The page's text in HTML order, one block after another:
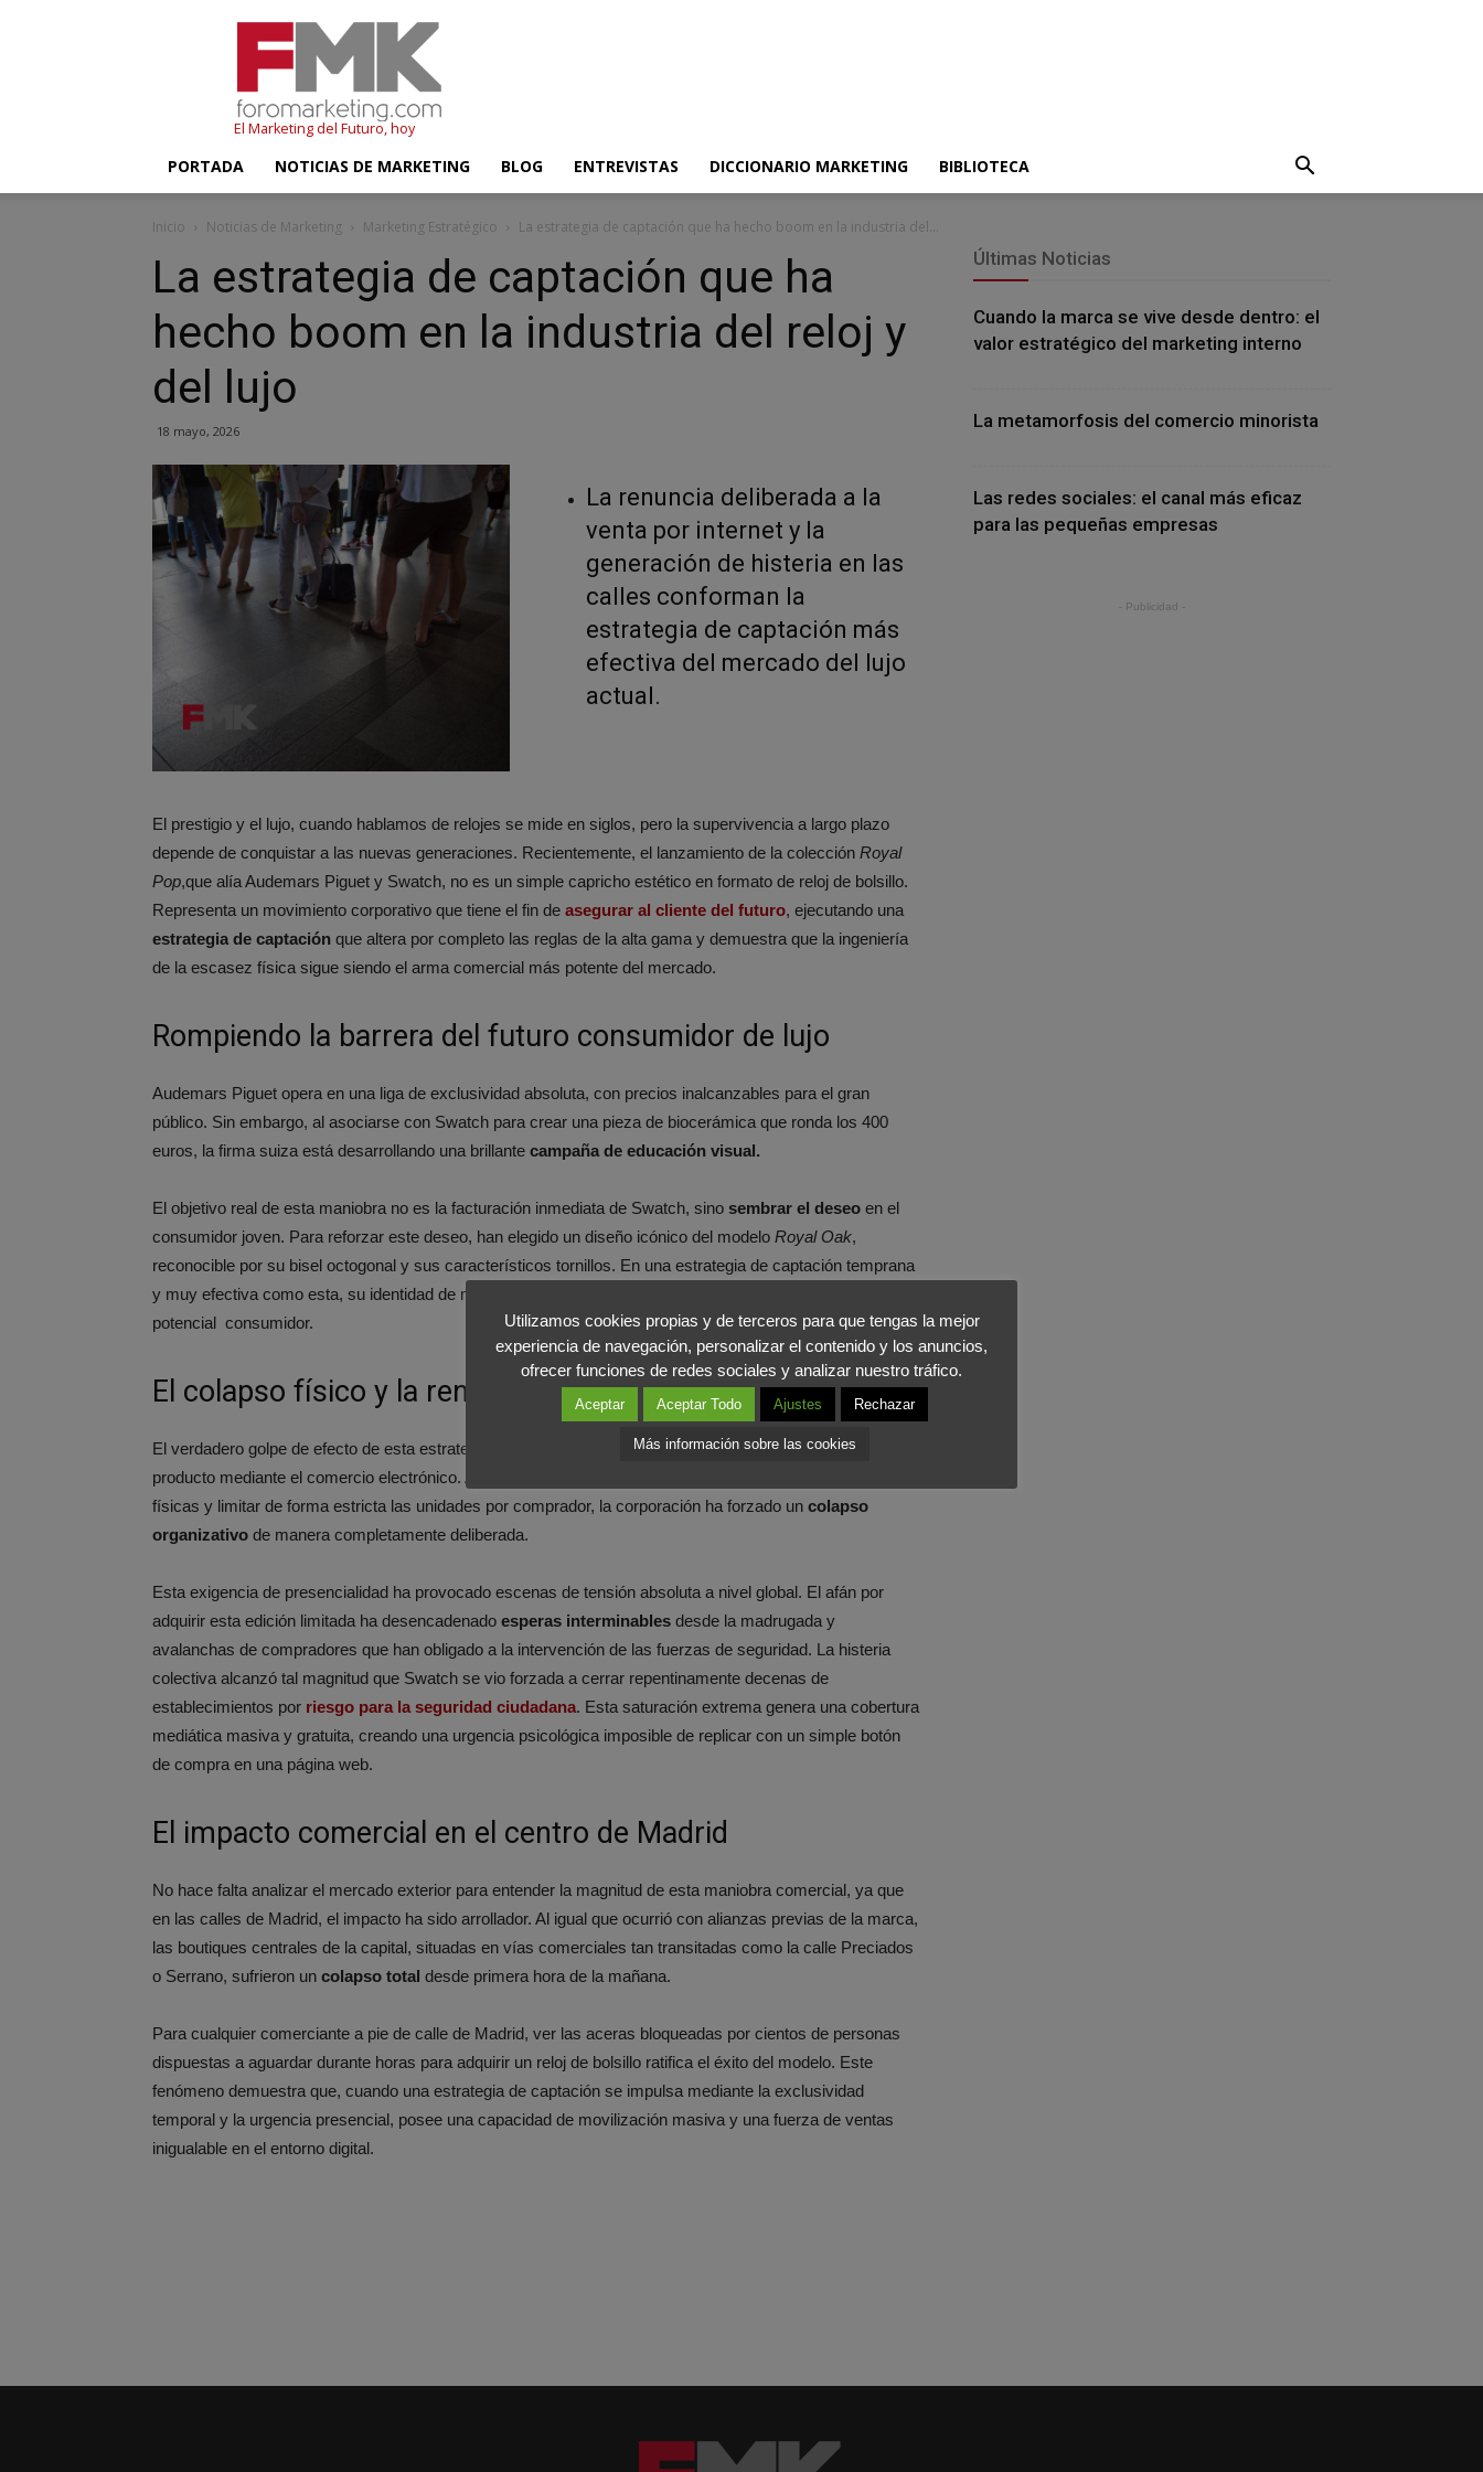
El Marketing del Futuro, hoy
PORTADA NOTICIAS DE MARKETING BLOG ENTREVISTAS DICCIONARIO MARKETING BIBLIOTECA
Inicio Noticias de Marketing Marketing Estratégico La estrategia de captación que ha hecho boom en la industria del...
La estrategia de captación que ha
hecho boom en la industria del reloj y
del lujo
18 mayo, 2026
La renuncia deliberada a la
venta por internet y la
generación de histeria en las
calles conforman la
estrategia de captación más
efectiva del mercado del lujo
actual.
El prestigio y el lujo, cuando hablamos de relojes se mide en siglos, pero la supervivencia a largo plazo
depende de conquistar a las nuevas generaciones. Recientemente, el lanzamiento de la colección Royal
Pop,que alía Audemars Piguet y Swatch, no es un simple capricho estético en formato de reloj de bolsillo.
Representa un movimiento corporativo que tiene el fin de asegurar al cliente del futuro, ejecutando una
estrategia de captación que altera por completo las reglas de la alta gama y demuestra que la ingeniería
de la escasez física sigue siendo el arma comercial más potente del mercado.
Rompiendo la barrera del futuro consumidor de lujo
Audemars Piguet opera en una liga de exclusividad absoluta, con precios inalcanzables para el gran
público. Sin embargo, al asociarse con Swatch para crear una pieza de biocerámica que ronda los 400
euros, la firma suiza está desarrollando una brillante campaña de educación visual.
El objetivo real de esta maniobra no es la facturación inmediata de Swatch, sino sembrar el deseo en el
consumidor joven. Para reforzar este deseo, han elegido un diseño icónico del modelo Royal Oak,
reconocible por su bisel octogonal y sus característicos tornillos. En una estrategia de captación temprana
y muy efectiva como esta, su identidad de marca queda en la cúspide del horizonte aspiracional del
potencial consumidor.
El colapso físico y la rentabilidad del caos
El verdadero golpe de efecto de esta estrategia de captación ha sido la negativa rotunda a comercializar el
producto mediante el comercio electrónico. Al restringir la disponibilidad exclusivamente a ciertas tiendas
físicas y limitar de forma estricta las unidades por comprador, la corporación ha forzado un colapso
organizativo de manera completamente deliberada.
Esta exigencia de presencialidad ha provocado escenas de tensión absoluta a nivel global. El afán por
adquirir esta edición limitada ha desencadenado esperas interminables desde la madrugada y
avalanchas de compradores que han obligado a la intervención de las fuerzas de seguridad. La histeria
colectiva alcanzó tal magnitud que Swatch se vio forzada a cerrar repentinamente decenas de
establecimientos por riesgo para la seguridad ciudadana. Esta saturación extrema genera una cobertura
mediática masiva y gratuita, creando una urgencia psicológica imposible de replicar con un simple botón
de compra en una página web.
El impacto comercial en el centro de Madrid
No hace falta analizar el mercado exterior para entender la magnitud de esta maniobra comercial, ya que
en las calles de Madrid, el impacto ha sido arrollador. Al igual que ocurrió con alianzas previas de la marca,
las boutiques centrales de la capital, situadas en vías comerciales tan transitadas como la calle Preciados
o Serrano, sufrieron un colapso total desde primera hora de la mañana.
Para cualquier comerciante a pie de calle de Madrid, ver las aceras bloqueadas por cientos de personas
dispuestas a aguardar durante horas para adquirir un reloj de bolsillo ratifica el éxito del modelo. Este
fenómeno demuestra que, cuando una estrategia de captación se impulsa mediante la exclusividad
temporal y la urgencia presencial, posee una capacidad de movilización masiva y una fuerza de ventas
inigualable en el entorno digital.
Últimas Noticias
Cuando la marca se vive desde dentro: el
valor estratégico del marketing interno
La metamorfosis del comercio minorista
Las redes sociales: el canal más eficaz
para las pequeñas empresas
- Publicidad -
Utilizamos cookies propias y de terceros para que tengas la mejor
experiencia de navegación, personalizar el contenido y los anuncios,
ofrecer funciones de redes sociales y analizar nuestro tráfico.
Aceptar Aceptar Todo Ajustes Rechazar
Más información sobre las cookies